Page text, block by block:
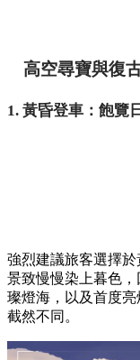
高空尋寶與復
1. 黃昏登車：飽覽
強烈建議旅客選擇
景致慢慢染上暮色
璨燈海，以及首度
截然不同。